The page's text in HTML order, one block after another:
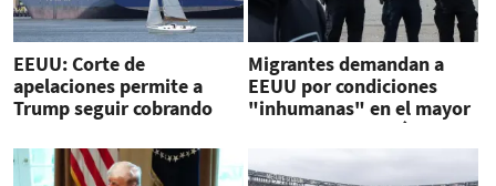
EEUU: Corte de
apelaciones permite a
Trump seguir cobrando
Migrantes demandan a
EEUU por condiciones
"inhumanas" en el mayor
centro de detención